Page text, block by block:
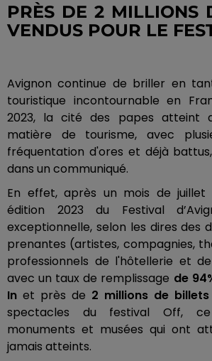
PRÈS DE 2 MILLIONS
VENDUS POUR LE
Avignon continue de briller en
touristique incontournable en
2023, la cité des papes atteint
matière de tourisme, avec
fréquentation d'ores et déjà
dans un communiqué.
En effet, après un mois de
édition 2023 du Festival
exceptionnelle, selon les dires des
prenantes (artistes, compagnies,
professionnels de l'hôtellerie et
avec un taux de remplissage de
In et près de 2 millions de
spectacles du festival Off,
monuments et musées qui ont
jamais atteints.